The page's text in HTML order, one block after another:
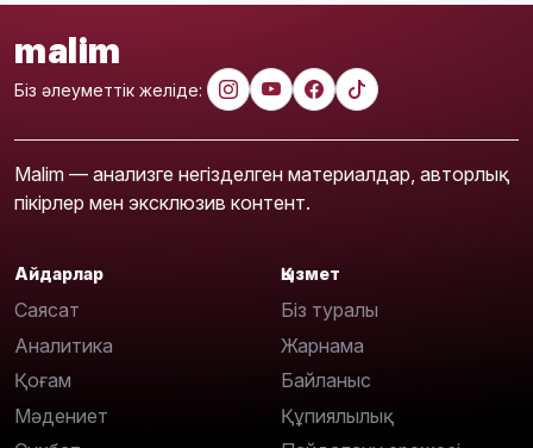
malim
Біз әлеуметтік желіде:
Malim — анализге негізделген материалдар, авторлық
пікірлер мен эксклюзив контент.
Айдарлар
Саясат
Аналитика
Қоғам
Мәдениет
Қызмет
Біз туралы
Жарнама
Байланыс
Құпиялылық